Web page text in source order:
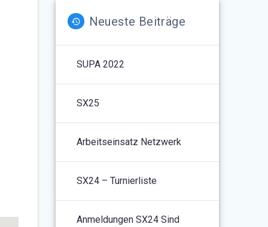
Outlook Live
Neueste Beiträge
SUPA 2022
SX25
Arbeitseinsatz Netzwerk
SX24 – Turnierliste
Anmeldungen SX24 Sind